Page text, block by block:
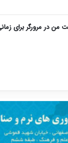
من در مرورگر برای